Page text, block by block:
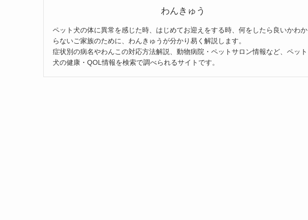
わんきゅう
ペット犬の体に異常を感じた時、はじめてお迎えをする時、何をしたら良いかわか
らないご家族のために、わんきゅうが分かり易く解説します。
症状別の病名やわんこの対応方法解説、動物病院・ペットサロン情報など、ペット
犬の健康・QOL情報を検索で調べられるサイトです。